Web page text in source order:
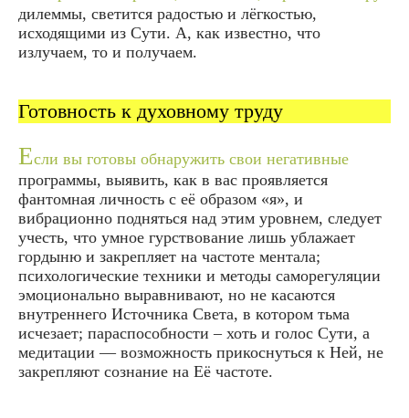
дилеммы, светится радостью и лёгкостью,
исходящими из Сути. А, как известно, что
излучаем, то и получаем.
Готовность к духовному труду
Если вы готовы обнаружить свои негативные
программы, выявить, как в вас проявляется
фантомная личность с её образом «я», и
вибрационно подняться над этим уровнем, следует
учесть, что умное гурствование лишь ублажает
гордыню и закрепляет на частоте ментала;
психологические техники и методы саморегуляции
эмоционально выравнивают, но не касаются
внутреннего Источника Света, в котором тьма
исчезает; параспособности – хоть и голос Сути, а
медитации — возможность прикоснуться к Ней, не
закрепляют сознание на Её частоте.